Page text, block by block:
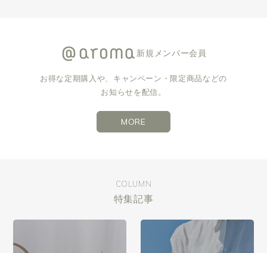
新規メンバー会員
お得な定期購入や、キャンペーン・限定商品などの
お知らせを配信。
MORE
COLUMN
特集記事